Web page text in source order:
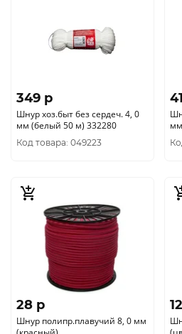
349 p
Шнур хоз.быт без сердеч. 4, 0
мм (белый 50 м) 332280
Код товара: 049223
28 p
Шнур полипр.плавучий 8, 0 мм